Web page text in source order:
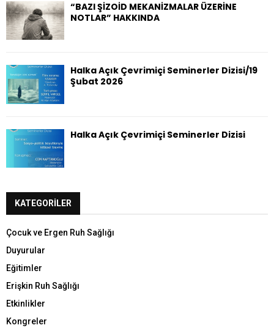
“BAZI ŞİZOİD MEKANİZMALAR ÜZERİNE
NOTLAR” HAKKINDA
Halka Açık Çevrimiçi Seminerler Dizisi/19
Şubat 2026
Halka Açık Çevrimiçi Seminerler Dizisi
KATEGORILER
Çocuk ve Ergen Ruh Sağlığı
Duyurular
Eğitimler
Erişkin Ruh Sağlığı
Etkinlikler
Kongreler